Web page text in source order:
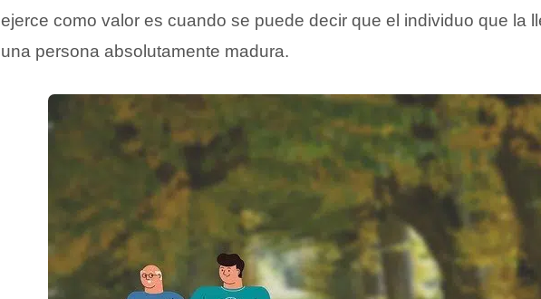
ejerce como valor es cuando se puede decir que el individuo que la
una persona absolutamente madura.